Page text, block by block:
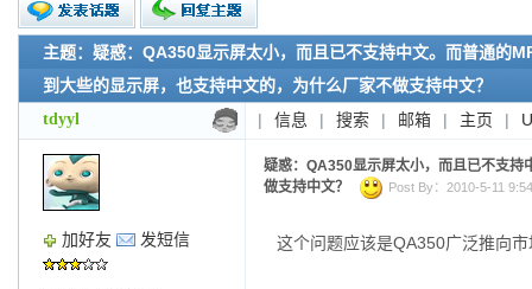
新的主题
投票帖
交易帖
小字报
主题：疑惑：QA350显示屏太小，而且已不支持中文。而普通的
到大些的显示屏，也支持中文的，为什么厂家不做支持中文？
tdyyl | 信息 | 搜索 | 邮箱 | 主页 |
加好友 发短信
疑惑：QA350显示屏太小，而且已不支持
做支持中文？
Post By：2010-5-11
这个问题应该是QA350广泛推向